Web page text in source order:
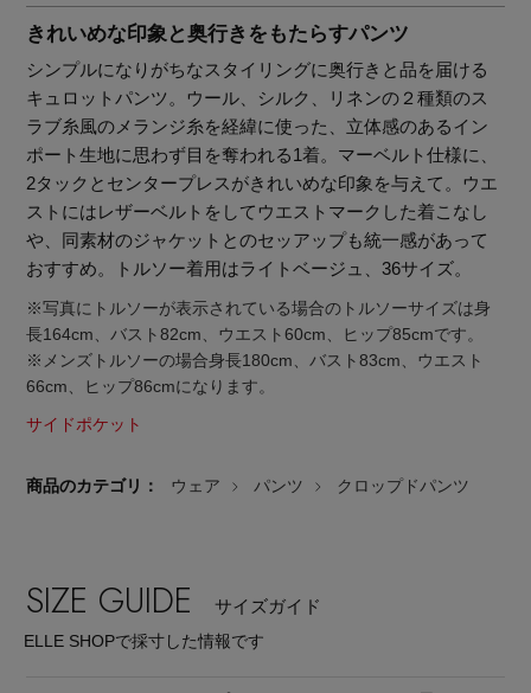
ベーシックとトレンドが交差する16の名品
きれいめな印象と奥行きをもたらすパンツ
シンプルになりがちなスタイリングに奥行きと品を届ける
キュロットパンツ。ウール、シルク、リネンの２種類のス
ラブ糸風のメランジ糸を経緯に使った、立体感のあるイン
ポート生地に思わず目を奪われる1着。マーベルト仕様に、
2タックとセンタープレスがきれいめな印象を与えて。ウエ
ストにはレザーベルトをしてウエストマークした着こなし
や、同素材のジャケットとのセッアップも統一感があって
おすすめ。トルソー着用はライトベージュ、36サイズ。
※写真にトルソーが表示されている場合のトルソーサイズは身
長164cm、バスト82cm、ウエスト60cm、ヒップ85cmです。
※メンズトルソーの場合身長180cm、バスト83cm、ウエスト
66cm、ヒップ86cmになります。
サイドポケット
商品のカテゴリ： ウェア パンツ クロップドパンツ
SIZE GUIDE サイズガイド
ELLE SHOPで採寸した情報です